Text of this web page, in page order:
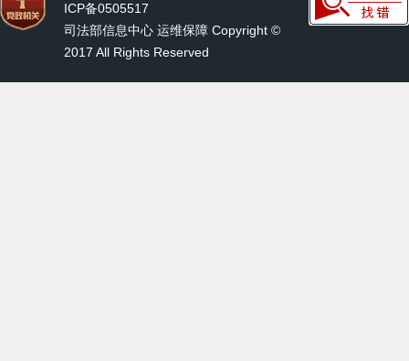
ICP备0505517
司法部信息中心 运维保障 Copyright ©
2017 All Rights Reserved